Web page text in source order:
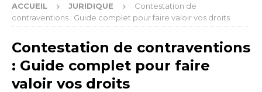
ACCUEIL JURIDIQUE
Contestation de
contraventions : Guide complet pour faire valoir vos droits
Contestation de contraventions
: Guide complet pour faire
valoir vos droits